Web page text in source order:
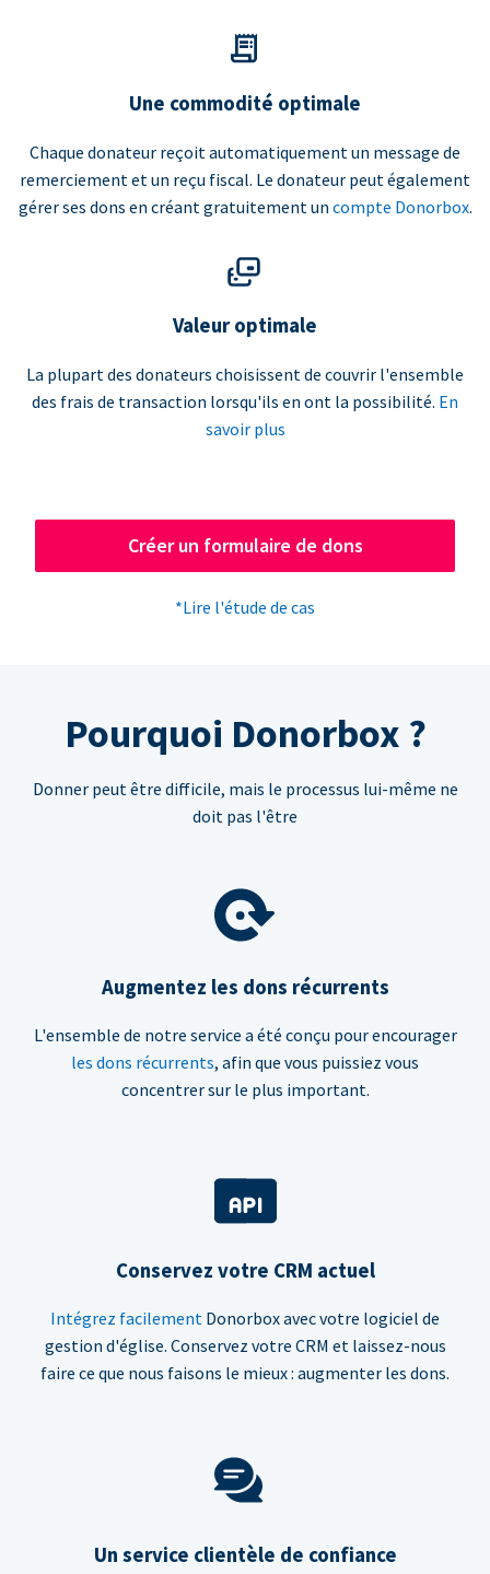
Une commodité optimale
Chaque donateur reçoit automatiquement un message de
remerciement et un reçu fiscal. Le donateur peut également
gérer ses dons en créant gratuitement un compte Donorbox.
Valeur optimale
La plupart des donateurs choisissent de couvrir l'ensemble
des frais de transaction lorsqu'ils en ont la possibilité. En
savoir plus
Créer un formulaire de dons
*Lire l'étude de cas
Pourquoi Donorbox ?
Donner peut être difficile, mais le processus lui-même ne
doit pas l'être
Augmentez les dons récurrents
L'ensemble de notre service a été conçu pour encourager
les dons récurrents, afin que vous puissiez vous
concentrer sur le plus important.
Conservez votre CRM actuel
Intégrez facilement Donorbox avec votre logiciel de
gestion d'église. Conservez votre CRM et laissez-nous
faire ce que nous faisons le mieux : augmenter les dons.
Un service clientèle de confiance